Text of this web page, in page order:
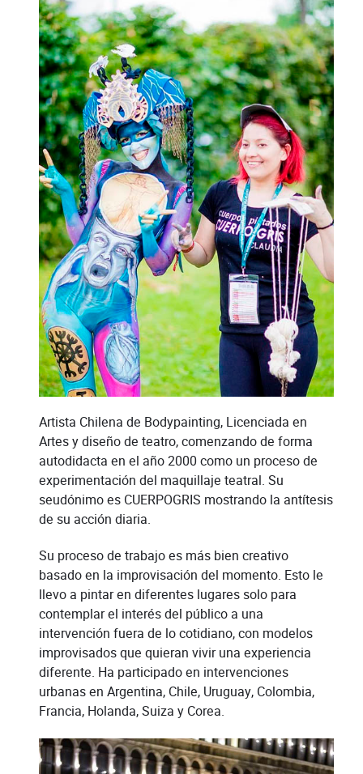
Artista Chilena de Bodypainting, Licenciada en
Artes y diseño de teatro, comenzando de forma
autodidacta en el año 2000 como un proceso de
experimentación del maquillaje teatral. Su
seudónimo es CUERPOGRIS mostrando la antítesis
de su acción diaria.
Su proceso de trabajo es más bien creativo
basado en la improvisación del momento. Esto le
llevo a pintar en diferentes lugares solo para
contemplar el interés del público a una
intervención fuera de lo cotidiano, con modelos
improvisados que quieran vivir una experiencia
diferente. Ha participado en intervenciones
urbanas en Argentina, Chile, Uruguay, Colombia,
Francia, Holanda, Suiza y Corea.